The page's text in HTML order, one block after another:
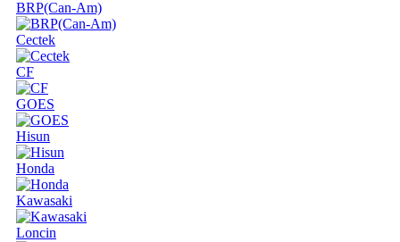
BRP(Can-Am)
Cectek
CF
GOES
Hisun
Honda
Kawasaki
Loncin